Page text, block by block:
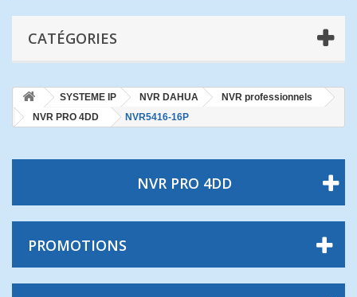
CATÉGORIES
SYSTEME IP NVR DAHUA
NVR professionnels
NVR PRO 4DD
NVR5416-16P
NVR PRO 4DD
PROMOTIONS